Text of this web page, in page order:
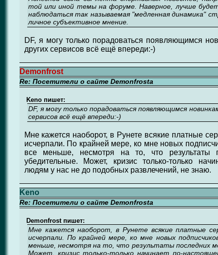
той или иной темы на форуме. Наверное, лучше
наблюдаться так называемая "медленная динамика"
личное субъективное мнение.
DF, я могу только порадоваться появляющимся
других сервисов всё ещё впереди:-)
Demonfrost
Re: Посетители о сайте Demonfrosta
Keno пишет:
DF, я могу только порадоваться появляющимся
сервисов всё ещё впереди:-)
Мне кажется наоборот, в Рунете всякие платные
исчерпали. По крайней мере, ко мне новых
все меньше, несмотря на то, что результаты
убедительные. Может, кризис только-только
людям у нас не до подобных развлечений, не знаю.
Keno
Re: Посетители о сайте Demonfrosta
Demonfrost пишет:
Мне кажется наоборот, в Рунете всякие платные
исчерпали. По крайней мере, ко мне новых
меньше, несмотря на то, что результаты последних
Может, кризис только-только начинает по-